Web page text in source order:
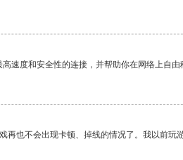
速度和安全性的连接，并帮助你在网络上自由
再也不会出现卡顿、掉线的情况了。我以前玩